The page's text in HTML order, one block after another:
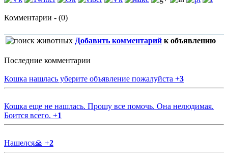
Комментарии - (0)
Добавить комментарий к объявлению
Последние комментарии
Кошка нашлась уберите объявление пожалуйста +3
Кошка еще не нашлась. Прошу все помочь. Она нелюдимая.
Боится всего. +1
Нашелся🙏 +2